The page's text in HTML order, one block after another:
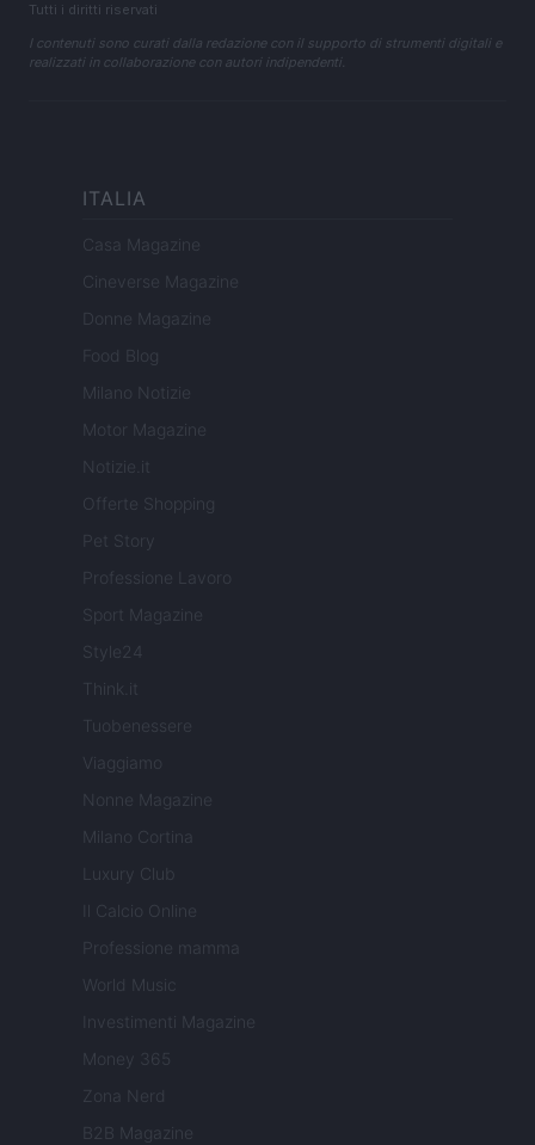
Tutti i diritti riservati
I contenuti sono curati dalla redazione con il supporto di strumenti digitali e
realizzati in collaborazione con autori indipendenti.
ITALIA
Casa Magazine
Cineverse Magazine
Donne Magazine
Food Blog
Milano Notizie
Motor Magazine
Notizie.it
Offerte Shopping
Pet Story
Professione Lavoro
Sport Magazine
Style24
Think.it
Tuobenessere
Viaggiamo
Nonne Magazine
Milano Cortina
Luxury Club
Il Calcio Online
Professione mamma
World Music
Investimenti Magazine
Money 365
Zona Nerd
B2B Magazine